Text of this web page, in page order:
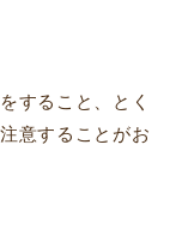
すること、とく
意することがお